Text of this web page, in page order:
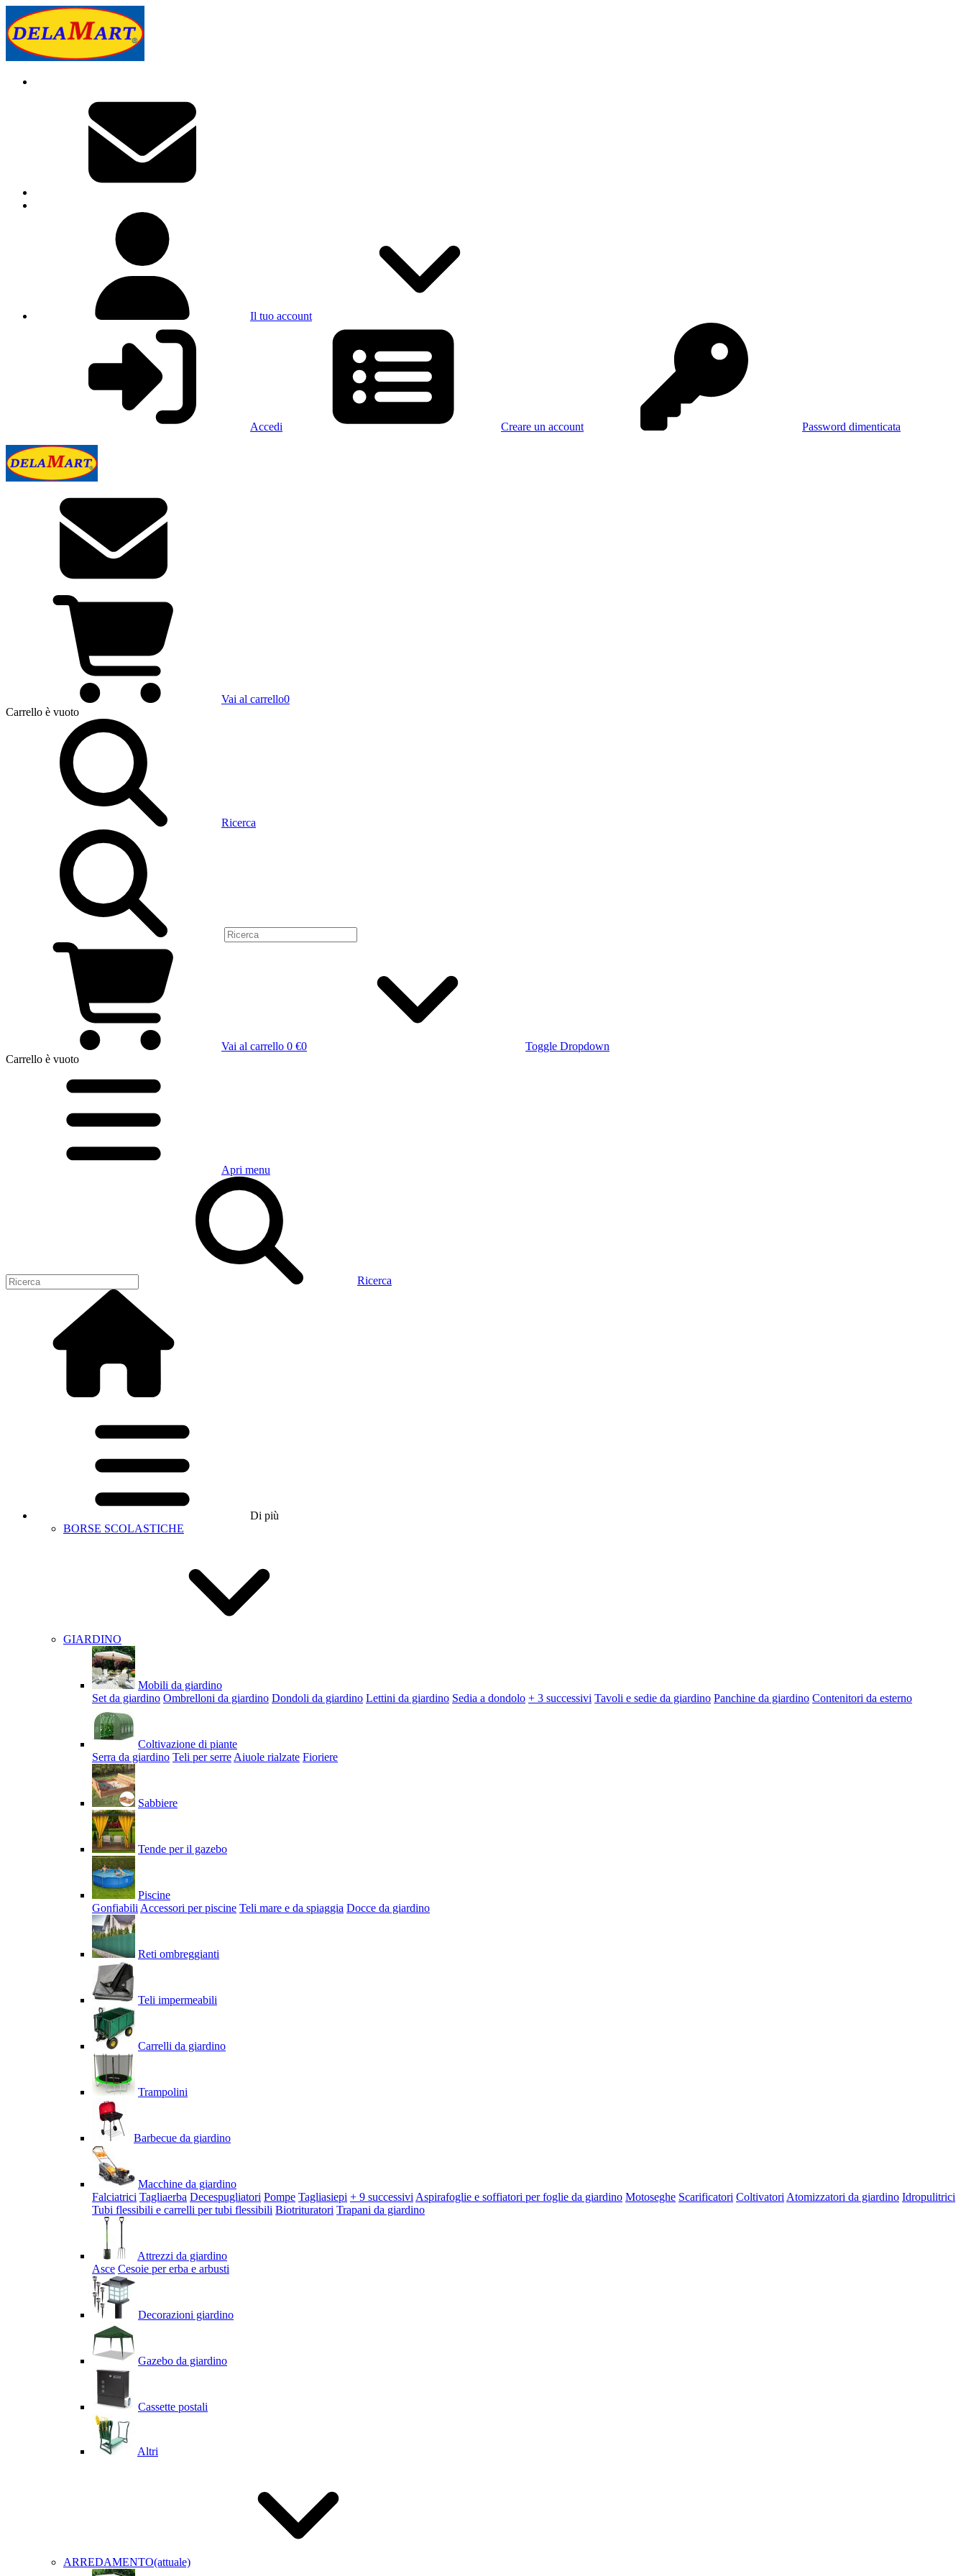
Il tuo account
Accedi Creare un account Password dimenticata
Vai al carrello0
Carrello è vuoto
Ricerca
Vai al carrello 0 €0
Toggle Dropdown
Carrello è vuoto
Apri menu
Ricerca
Di più
BORSE SCOLASTICHE
GIARDINO
Mobili da giardino
Set da giardino Ombrelloni da giardino Dondoli da giardino Lettini da giardino Sedia a dondolo + 3 successivi Tavoli e sedie da giardino Panchine da giardino Contenitori da esterno
Coltivazione di piante
Serra da giardino Teli per serre Aiuole rialzate Fioriere
Sabbiere
Tende per il gazebo
Piscine
Gonfiabili Accessori per piscine Teli mare e da spiaggia Docce da giardino
Reti ombreggianti
Teli impermeabili
Carrelli da giardino
Trampolini
Barbecue da giardino
Macchine da giardino
Falciatrici Tagliaerba Decespugliatori Pompe Tagliasiepi + 9 successivi Aspirafoglie e soffiatori per foglie da giardino Motoseghe Scarificatori Coltivatori Atomizzatori da giardino Idropulitrici
Tubi flessibili e carrelli per tubi flessibili Biotrituratori Trapani da giardino
Attrezzi da giardino
Asce Cesoie per erba e arbusti
Decorazioni giardino
Gazebo da giardino
Cassette postali
Altri
ARREDAMENTO(attuale)